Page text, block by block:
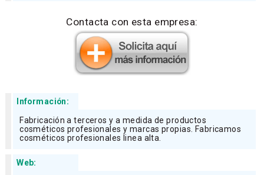
Contacta con esta empresa:
Información:
Fabricación a terceros y a medida de productos
cosméticos profesionales y marcas propias. Fabricamos
cosméticos profesionales linea alta.
Web: